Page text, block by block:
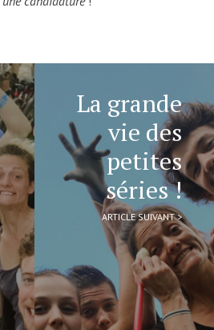
La grande
vie des
petites
séries !
ARTICLE SUIVANT >